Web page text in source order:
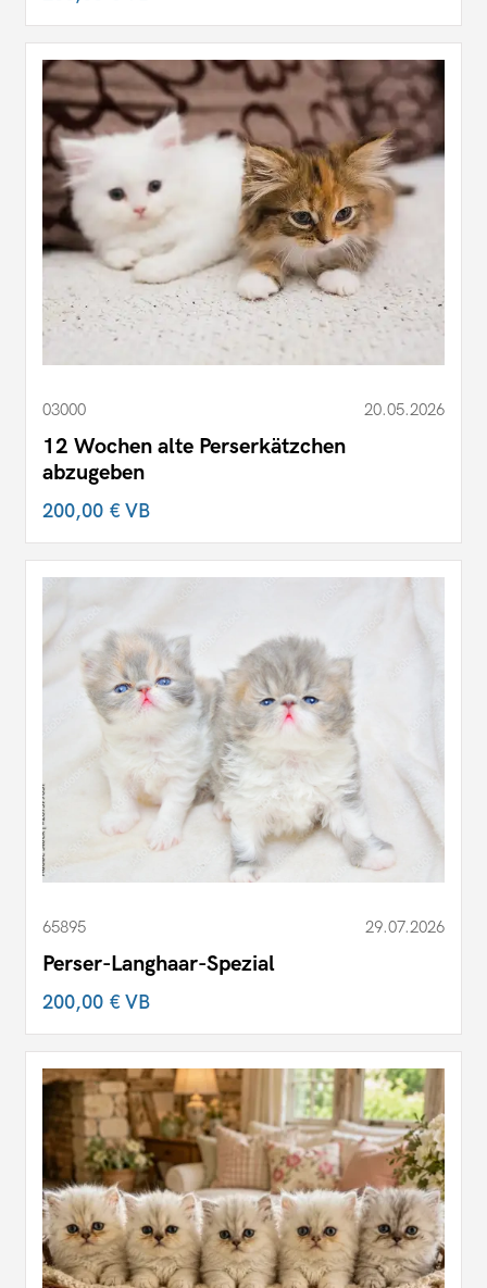
03000 20.05.2026
12 Wochen alte Perserkätzchen
abzugeben
200,00 €VB
65895 29.07.2026
Perser-Langhaar-Spezial
200,00 €VB